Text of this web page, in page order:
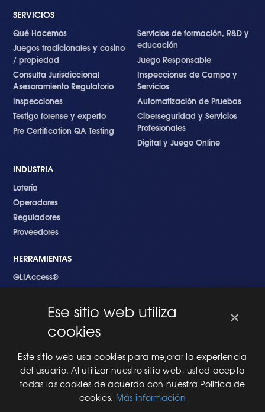
SERVICIOS
Qué Hacemos
Juegos tradicionales y casino
/ propiedad
Consulta Jurisdiccional
Asesoramiento Regulatorio
Inspecciones
Testigo forense y experto
Pre Certification QA Testing
Servicios de formación, R&D y
educación
Juego Responsable
Inspecciones de Campo y
Servicios
Automatización de Pruebas
Ciberseguridad y Servicios
Profesionales
Digital y Juego Online
INDUSTRIA
Lotería
Operadores
Reguladores
Proveedores
HERRAMIENTAS
GLIAccess®
EMPEZANDO
Nuevo en GLI
Nuevo Software
Una Nueva Máquina
Modificaciones al Software
Modificaciones al Hardware
×
Ese sitio web utiliza
cookies
Este sitio web usa cookies para mejorar la experiencia
del usuario. Al utilizar nuestro sitio web, usted acepta
todas las cookies de acuerdo con nuestra Política de
cookies. Más información